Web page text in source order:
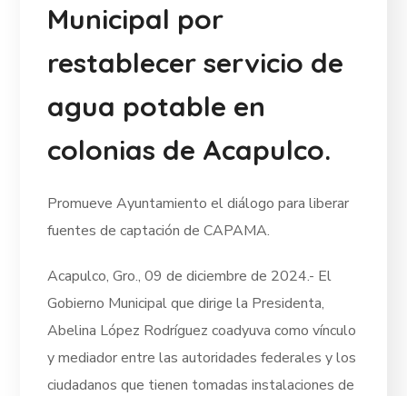
Municipal por
restablecer servicio de
agua potable en
colonias de Acapulco.
Promueve Ayuntamiento el diálogo para liberar
fuentes de captación de CAPAMA.
Acapulco, Gro., 09 de diciembre de 2024.- El
Gobierno Municipal que dirige la Presidenta,
Abelina López Rodríguez coadyuva como vínculo
y mediador entre las autoridades federales y los
ciudadanos que tienen tomadas instalaciones de